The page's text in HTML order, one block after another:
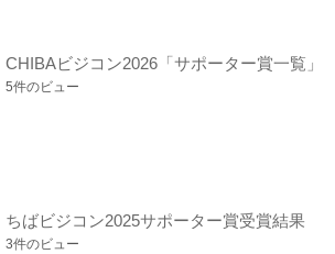
CHIBAビジコン2026「サポーター賞一覧」
5件のビュー
ちばビジコン2025サポーター賞受賞結果
3件のビュー